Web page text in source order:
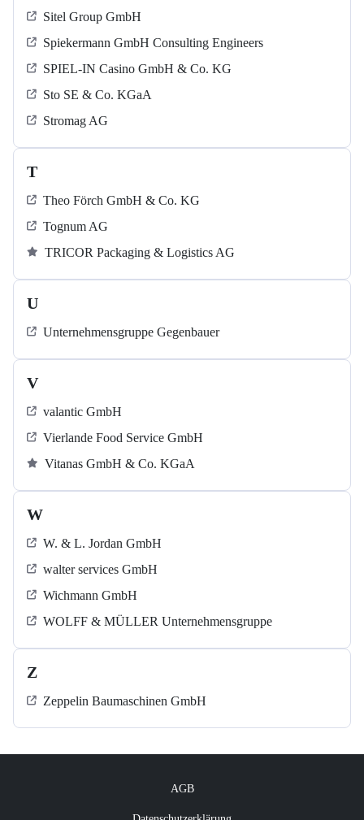
Sitel Group GmbH
Spiekermann GmbH Consulting Engineers
SPIEL-IN Casino GmbH & Co. KG
Sto SE & Co. KGaA
Stromag AG
T
Theo Förch GmbH & Co. KG
Tognum AG
TRICOR Packaging & Logistics AG
U
Unternehmensgruppe Gegenbauer
V
valantic GmbH
Vierlande Food Service GmbH
Vitanas GmbH & Co. KGaA
W
W. & L. Jordan GmbH
walter services GmbH
Wichmann GmbH
WOLFF & MÜLLER Unternehmensgruppe
Z
Zeppelin Baumaschinen GmbH
AGB